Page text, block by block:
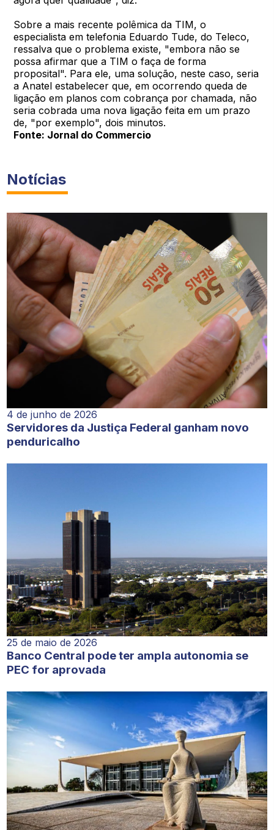
Sobre a mais recente polêmica da TIM, o
especialista em telefonia Eduardo Tude, do Teleco,
ressalva que o problema existe, "embora não se
possa afirmar que a TIM o faça de forma
proposital". Para ele, uma solução, neste caso, seria
a Anatel estabelecer que, em ocorrendo queda de
ligação em planos com cobrança por chamada, não
seria cobrada uma nova ligação feita em um prazo
de, "por exemplo", dois minutos.
Fonte: Jornal do Commercio
Notícias
4 de junho de 2026
Servidores da Justiça Federal ganham novo
penduricalho
25 de maio de 2026
Banco Central pode ter ampla autonomia se
PEC for aprovada